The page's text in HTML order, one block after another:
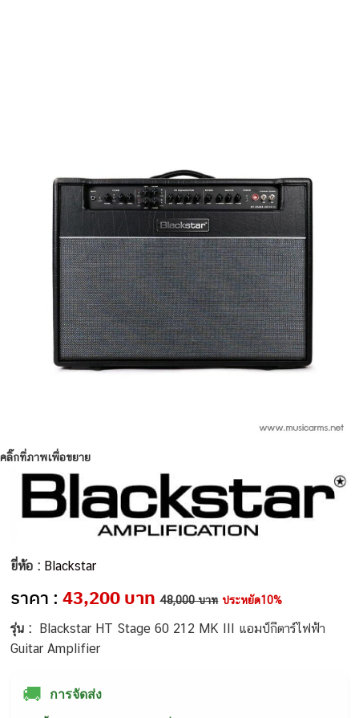
คลิ๊กที่ภาพเพื่อขยาย
ยี่ห้อ : Blackstar
ราคา :43,200 บาท 48,000 บาท ประหยัด10%
รุ่น :
Blackstar HT Stage 60 212 MK III แอมป์กีตาร์ไฟฟ้า
Guitar Amplifier
🚚 การจัดส่ง